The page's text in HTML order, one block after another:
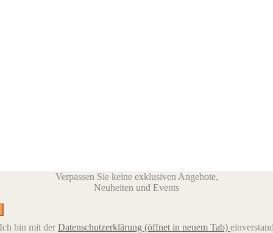
Verpassen Sie keine exklusiven Angebote,
Neuheiten und Events
Ich bin mit der Datenschutzerklärung (öffnet in neuem Tab)